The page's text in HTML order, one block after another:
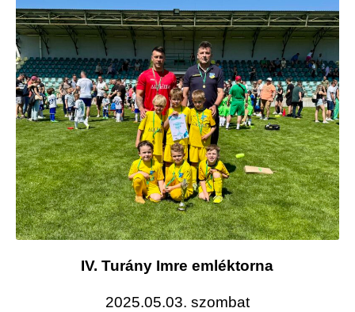
IV. Turány Imre emléktorna
2025.05.03. szombat